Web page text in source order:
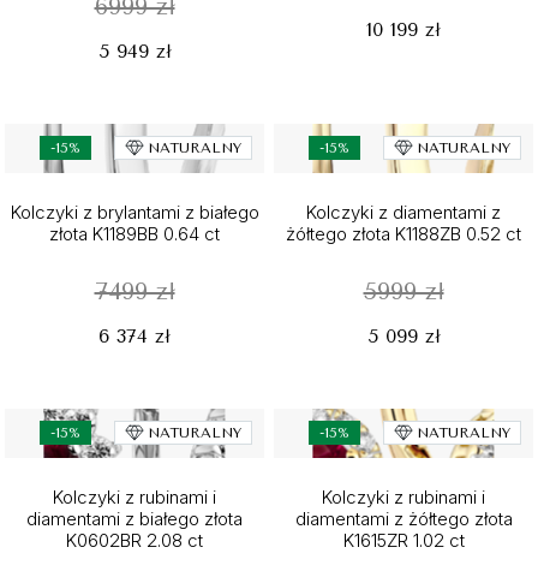
6999 zł
5 949 zł
10 199 zł
-15% NATURALNY
Kolczyki z brylantami z białego
złota K1189BB 0.64 ct
7499 zł
6 374 zł
-15% NATURALNY
Kolczyki z diamentami z
żółtego złota K1188ZB 0.52 ct
5999 zł
5 099 zł
-15% NATURALNY
Kolczyki z rubinami i
diamentami z białego złota
K0602BR 2.08 ct
-15% NATURALNY
Kolczyki z rubinami i
diamentami z żółtego złota
K1615ZR 1.02 ct